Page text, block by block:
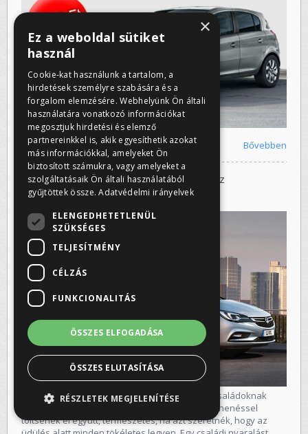
Bővebben
Középkategóriás autó bérlése nyaraláshoz
2013-06-07 11:12:00
Mivel manapság igen ritkán van lehetősége a családoknak
arra, hogy legalább egy hetet vagy pár napot pihenéssel
töltsenek el együtt, természetes, ha azt szeretnék, hogy az
×
Ez a weboldal sütiket
használ
Cookie-kat használunk a tartalom, a
hirdetések személyre szabására és a
forgalom elemzésére. Webhelyünk Ön általi
használatára vonatkozó információkat
megosztjuk hirdetési és elemző
partnereinkkel is, akik egyesíthetik azokat
más információkkal, amelyeket Ön
biztosított számukra, vagy amelyeket a
szolgáltatásaik Ön általi használatából
gyűjtöttek össze.Adatvédelmi irányelvek
ELENGEDHETETLENÜL
SZÜKSÉGES
TELJESÍTMÉNY
CÉLZÁS
FUNKCIONALITÁS
ÖSSZES ELFOGADÁSA
ÖSSZES ELUTASÍTÁSA
RÉSZLETEK MEGJELENÍTÉSE